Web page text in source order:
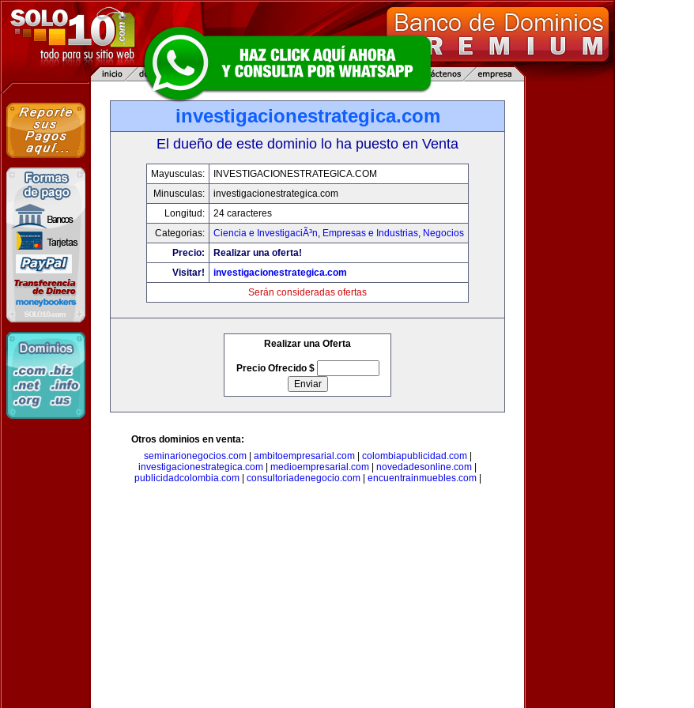
investigacionestrategica.com
El dueño de este dominio lo ha puesto en Venta
Mayusculas:
INVESTIGACIONESTRATEGICA.COM
Minusculas:
investigacionestrategica.com
Longitud:
24 caracteres
Categorias:
Ciencia e InvestigaciÃ³n, Empresas e Industrias, Negocios
Precio:
Realizar una oferta!
Visitar!
investigacionestrategica.com
Serán consideradas ofertas
Realizar una Oferta
Precio Ofrecido $
Otros dominios en venta:
seminarionegocios.com| ambitoempresarial.com| colombiapublicidad.com|
investigacionestrategica.com
medioempresarial.com novedadesonline.com
publicidadcolombia.com| consultoriadenegocio.com| encuentrainmuebles.com|